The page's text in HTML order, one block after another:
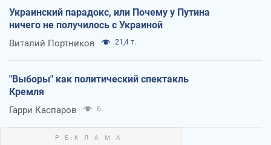
Украинский парадокс, или Почему у Путина
ничего не получилось с Украиной
Виталий Портников 21,4 т.
"Выборы" как политический спектакль
Кремля
Гарри Каспаров 6